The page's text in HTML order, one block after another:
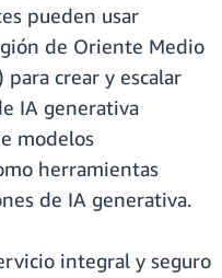
pueden usar
de Oriente Medio
crear y escalar
IA generativa
modelos
herramientas
de IA generativa.
integral y seguro